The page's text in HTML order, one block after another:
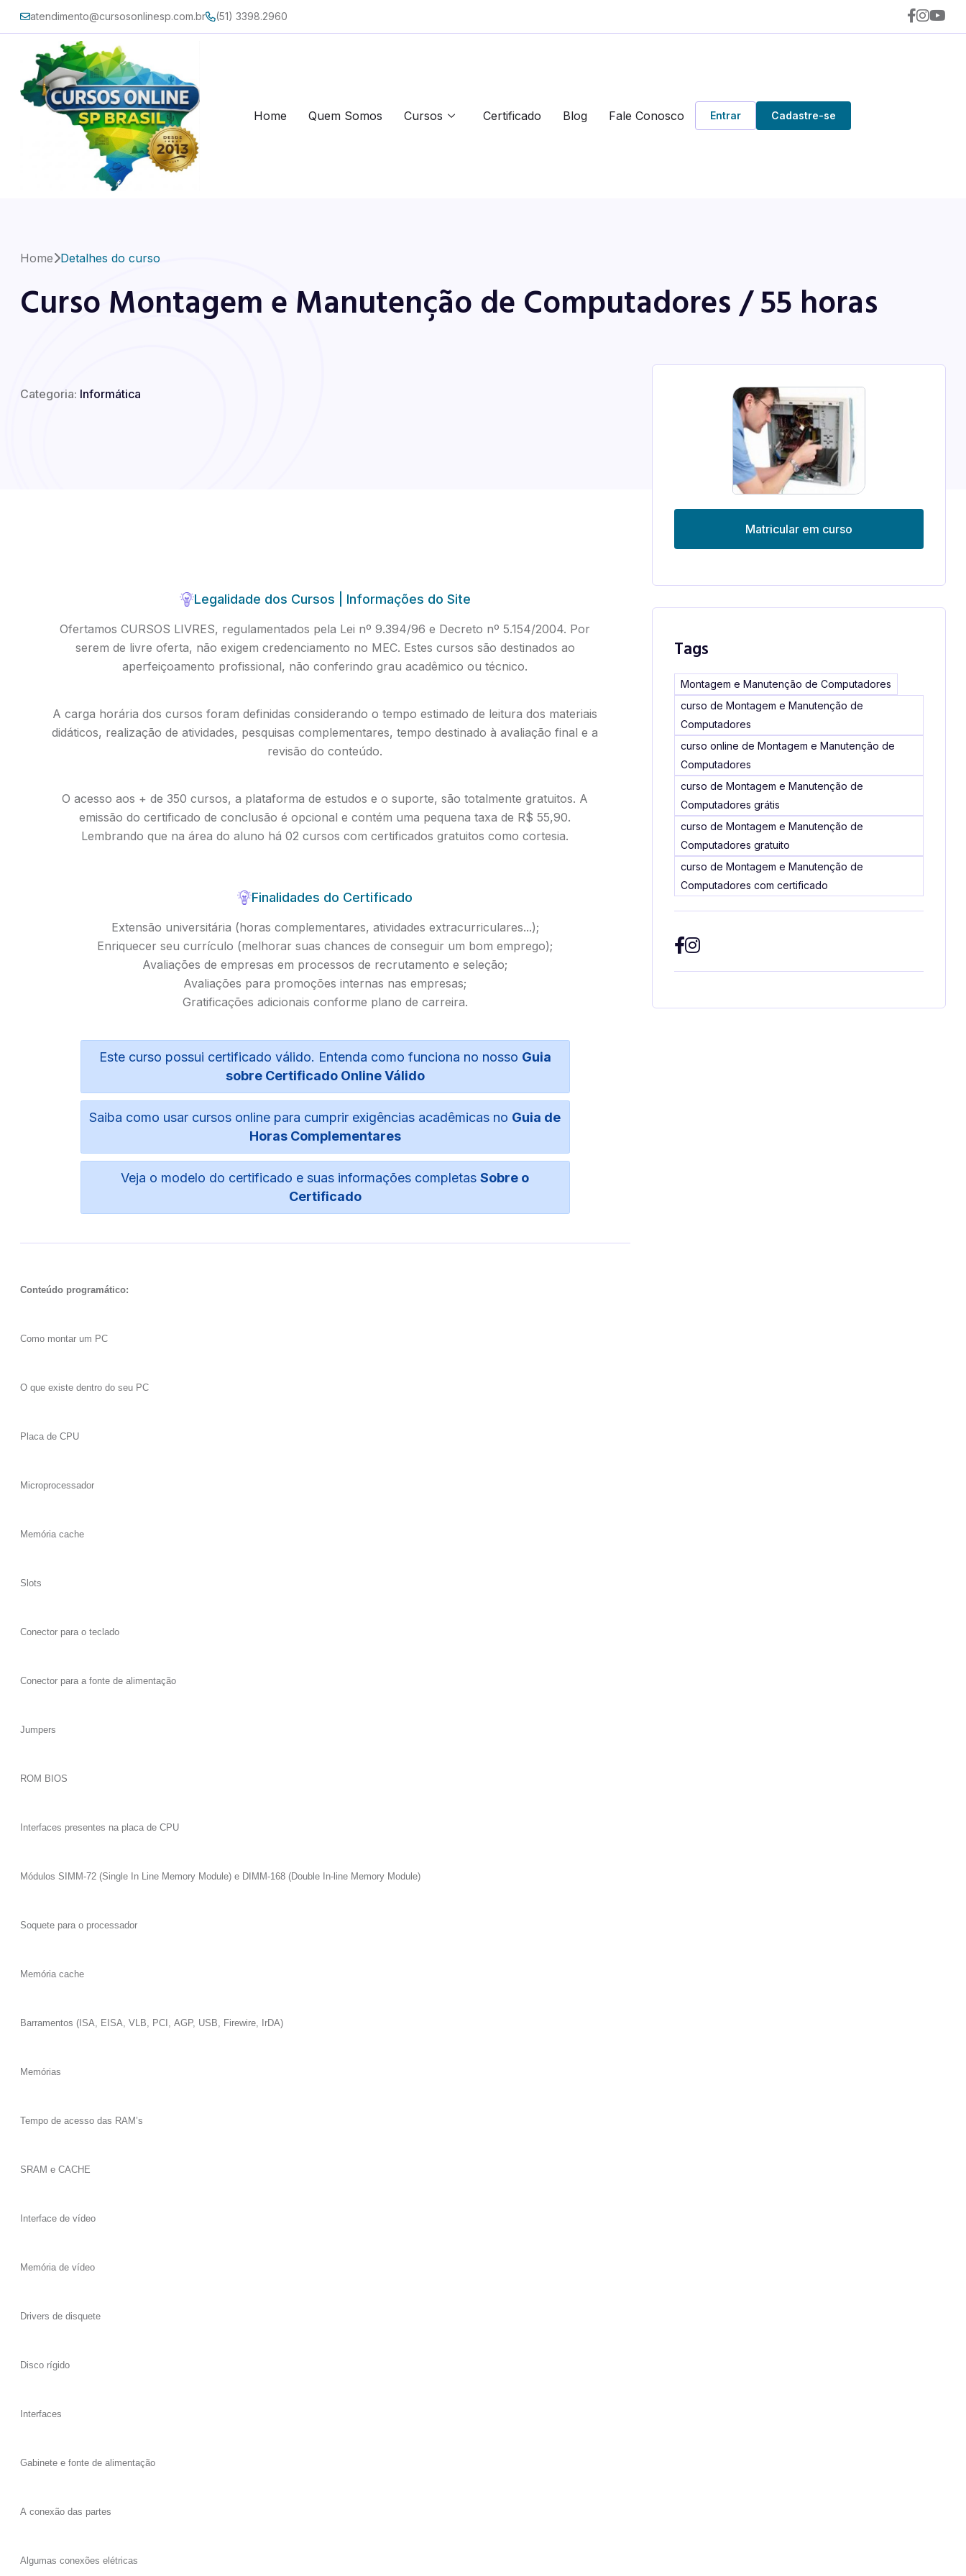
atendimento@cursosonlinesp.com.br (51) 3398.2960
Home Quem Somos Cursos Certificado Blog Fale Conosco Entrar Cadastre-se
Home Detalhes do curso
Curso Montagem e Manutenção de Computadores / 55 horas
Categoria: Informática
Legalidade dos Cursos | Informações do Site
Ofertamos CURSOS LIVRES, regulamentados pela Lei nº 9.394/96 e Decreto nº 5.154/2004. Por
serem de livre oferta, não exigem credenciamento no MEC. Estes cursos são destinados ao
aperfeiçoamento profissional, não conferindo grau acadêmico ou técnico.
A carga horária dos cursos foram definidas considerando o tempo estimado de leitura dos materiais
didáticos, realização de atividades, pesquisas complementares, tempo destinado à avaliação final e a
revisão do conteúdo.
O acesso aos + de 350 cursos, a plataforma de estudos e o suporte, são totalmente gratuitos. A
emissão do certificado de conclusão é opcional e contém uma pequena taxa de R$ 55,90.
Lembrando que na área do aluno há 02 cursos com certificados gratuitos como cortesia.
Finalidades do Certificado
Extensão universitária (horas complementares, atividades extracurriculares...);
Enriquecer seu currículo (melhorar suas chances de conseguir um bom emprego);
Avaliações de empresas em processos de recrutamento e seleção;
Avaliações para promoções internas nas empresas;
Gratificações adicionais conforme plano de carreira.
Este curso possui certificado válido. Entenda como funciona no nosso Guia
sobre Certificado Online Válido
Saiba como usar cursos online para cumprir exigências acadêmicas no Guia de
Horas Complementares
Veja o modelo do certificado e suas informações completasSobre o
Certificado
Conteúdo programático:
Como montar um PC
O que existe dentro do seu PC
Placa de CPU
Microprocessador
Memória cache
Slots
Conector para o teclado
Conector para a fonte de alimentação
Jumpers
ROM BIOS
Interfaces presentes na placa de CPU
Módulos SIMM-72 (Single In Line Memory Module) e DIMM-168 (Double In-line Memory Module)
Soquete para o processador
Memória cache
Barramentos (ISA, EISA, VLB, PCI, AGP, USB, Firewire, IrDA)
Memórias
Tempo de acesso das RAM’s
SRAM e CACHE
Interface de vídeo
Memória de vídeo
Drivers de disquete
Disco rígido
Interfaces
Gabinete e fonte de alimentação
A conexão das partes
Algumas conexões elétricas
Matricular em curso
Tags
Montagem e Manutenção de Computadores
curso de Montagem e Manutenção de
Computadores
curso online de Montagem e Manutenção de
Computadores
curso de Montagem e Manutenção de
Computadores grátis
curso de Montagem e Manutenção de
Computadores gratuito
curso de Montagem e Manutenção de
Computadores com certificado